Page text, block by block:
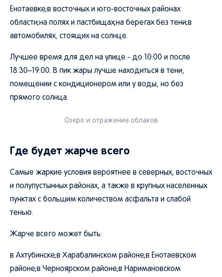
Енотаевке;в восточных и юго-восточных районах
области;на полях и пастбищах;на берегах без тени;в
автомобилях, стоящих на солнце.
Лучшее время для дел на улице - до 10:00 и после
18:30–19:00. В пик жары лучше находиться в тени,
помещении с кондиционером или у воды, но без
прямого солнца.
Озеро и отражение облаков
Где будет жарче всего
Самые жаркие условия вероятнее в северных, восточных
и полупустынных районах, а также в крупных населенных
пунктах с большим количеством асфальта и слабой
тенью.
Жарче всего может быть:
в Ахтубинске;в Харабалинском районе;в Енотаевском
районе;в Черноярском районе;в Наримановском